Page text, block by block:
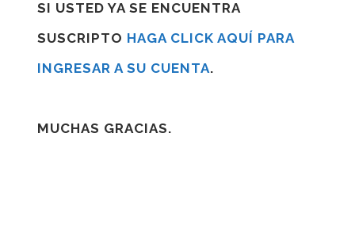
SI USTED YA SE ENCUENTRA
SUSCRIPTO HAGA CLICK AQUÍ PARA
INGRESAR A SU CUENTA.
MUCHAS GRACIAS.